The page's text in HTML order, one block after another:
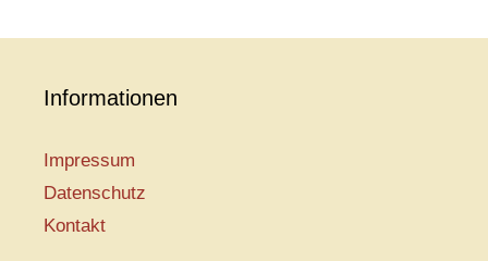
Informationen
Impressum
Datenschutz
Kontakt